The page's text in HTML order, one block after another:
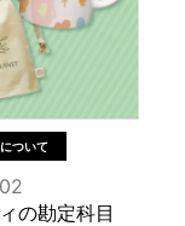
ついて
の勘定科目